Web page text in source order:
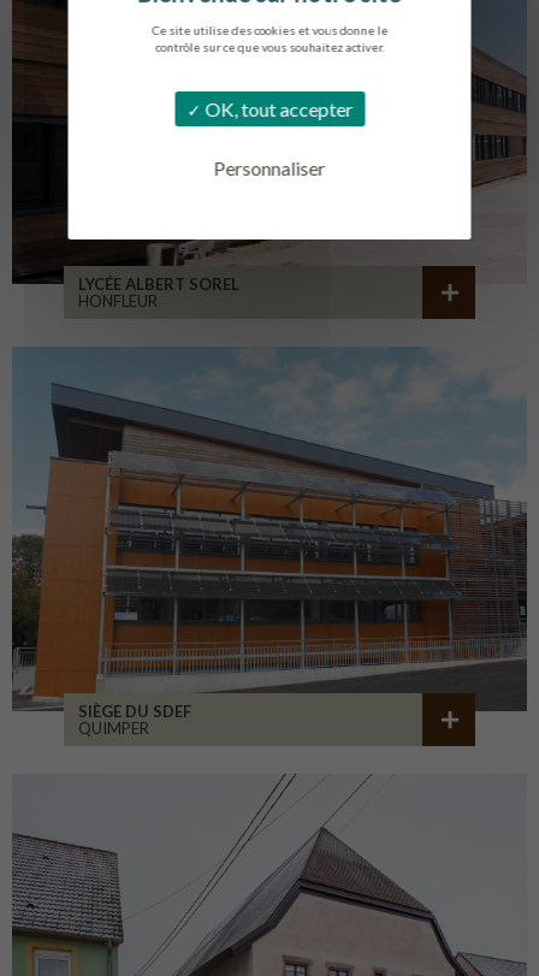
Ce site utilise des cookies et vous donne le
contrôle sur ce que vous souhaitez activer.
OK, tout accepter
Personnaliser
LYCÉE ALBERT SOREL
HONFLEUR
SIÈGE DU SDEF
QUIMPER